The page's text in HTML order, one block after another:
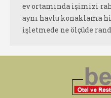
ev ortamında işimizi
aynı havlu konaklama
işletmede ne ölçüde